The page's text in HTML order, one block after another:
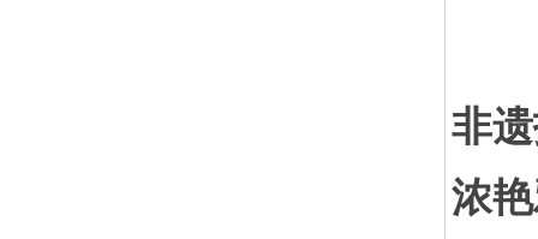
非
浓